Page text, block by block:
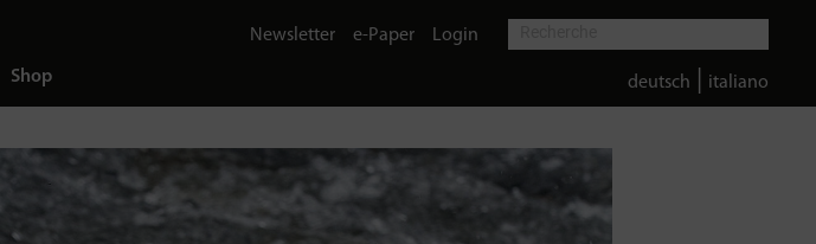
Shop
Newsletter e-Paper Login
deutsch italiano